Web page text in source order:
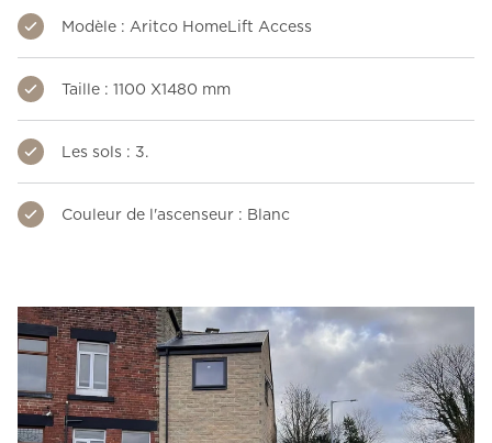
Modèle : Aritco HomeLift Access
Taille : 1100 X1480 mm
Les sols : 3.
Couleur de l'ascenseur : Blanc